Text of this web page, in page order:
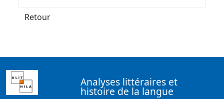
Retour
Analyses littéraires et
histoire de la langue